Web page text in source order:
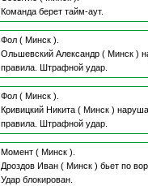
Команда берет тайм-аут.
Фол ( Минск ).
Ольшевский Александр( Минск )
правила.
Штрафной удар.
Фол ( Минск ).
Кривицкий Никита( Минск )
правила.
Штрафной удар.
Момент ( Минск ).
Дроздов Иван( Минск ) бьет по
Удар блокирован.